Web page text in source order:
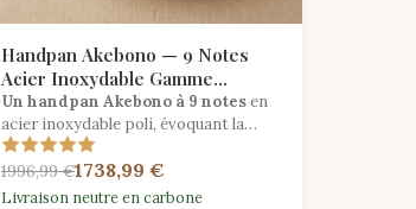
Handpan Akebono — 9 Notes
Acier Inoxydable Gamme
Japonaise
Un handpan Akebono à 9 notesen
acier inoxydable poli, évoquant la
beauté délicate de la musique
pentatonique japonaise
traditionnelle.
1996,99 €1738,99 €
Livraison neutre en carbone